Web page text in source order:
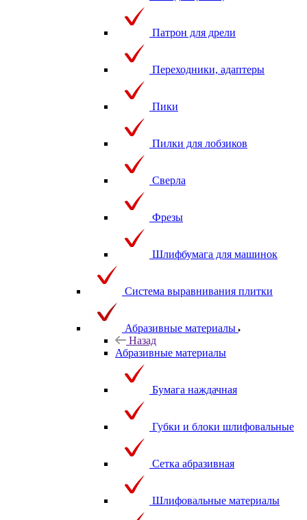
Патрон для дрели
Переходники, адаптеры
Пики
Пилки для лобзиков
Сверла
Фрезы
Шлифбумага для машинок
Система выравнивания плитки
Абразивные материалы
Назад
Абразивные материалы
Бумага наждачная
Губки и блоки шлифовальные
Сетка абразивная
Шлифовальные материалы